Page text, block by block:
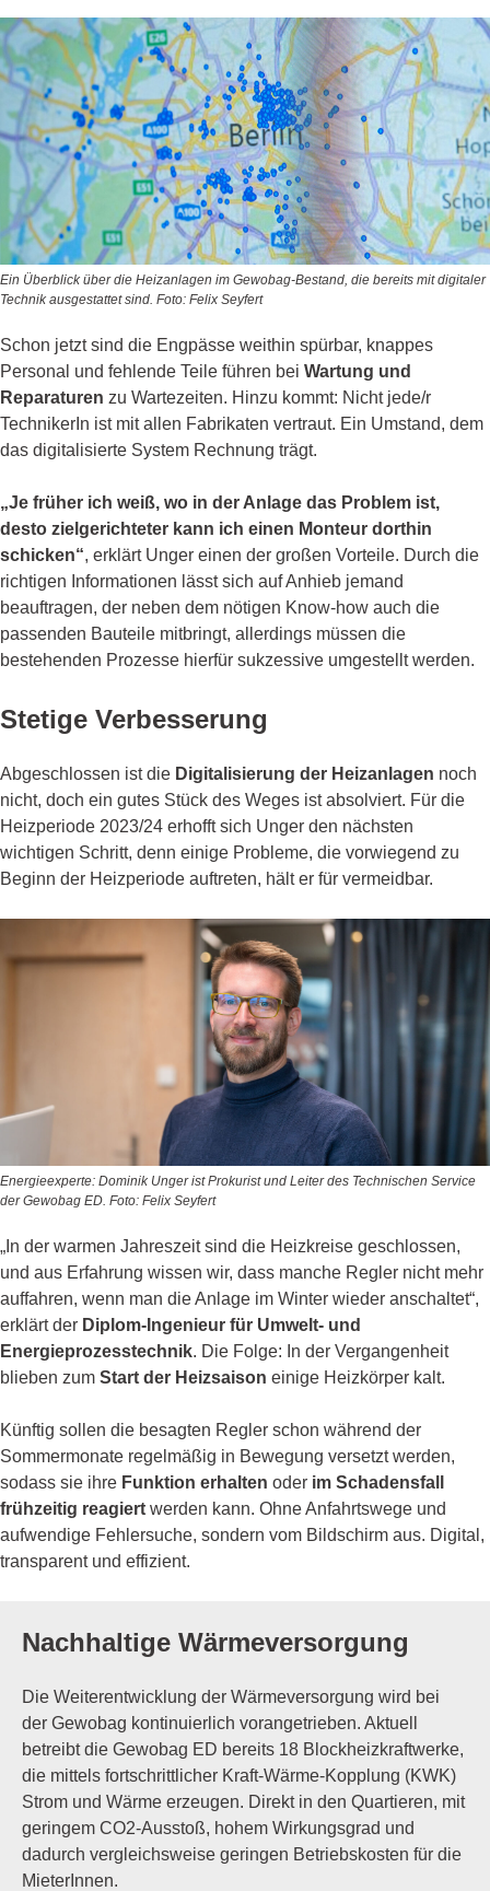
Ein Überblick über die Heizanlagen im Gewobag-Bestand, die bereits mit digitaler
Technik ausgestattet sind. Foto: Felix Seyfert
Schon jetzt sind die Engpässe weithin spürbar, knappes
Personal und fehlende Teile führen bei Wartung und
Reparaturen zu Wartezeiten. Hinzu kommt: Nicht jede/r
TechnikerIn ist mit allen Fabrikaten vertraut. Ein Umstand, dem
das digitalisierte System Rechnung trägt.
„Je früher ich weiß, wo in der Anlage das Problem ist,
desto zielgerichteter kann ich einen Monteur dorthin
schicken“, erklärt Unger einen der großen Vorteile. Durch die
richtigen Informationen lässt sich auf Anhieb jemand
beauftragen, der neben dem nötigen Know-how auch die
passenden Bauteile mitbringt, allerdings müssen die
bestehenden Prozesse hierfür sukzessive umgestellt werden.
Stetige Verbesserung
Abgeschlossen ist die Digitalisierung der Heizanlagen noch
nicht, doch ein gutes Stück des Weges ist absolviert. Für die
Heizperiode 2023/24 erhofft sich Unger den nächsten
wichtigen Schritt, denn einige Probleme, die vorwiegend zu
Beginn der Heizperiode auftreten, hält er für vermeidbar.
Energieexperte: Dominik Unger ist Prokurist und Leiter des Technischen Service
der Gewobag ED. Foto: Felix Seyfert
„In der warmen Jahreszeit sind die Heizkreise geschlossen,
und aus Erfahrung wissen wir, dass manche Regler nicht mehr
auffahren, wenn man die Anlage im Winter wieder anschaltet“,
erklärt der Diplom-Ingenieur für Umwelt- und
Energieprozesstechnik. Die Folge: In der Vergangenheit
blieben zum Start der Heizsaison einige Heizkörper kalt.
Künftig sollen die besagten Regler schon während der
Sommermonate regelmäßig in Bewegung versetzt werden,
sodass sie ihre Funktion erhalten oder im Schadensfall
frühzeitig reagiert werden kann. Ohne Anfahrtswege und
aufwendige Fehlersuche, sondern vom Bildschirm aus. Digital,
transparent und effizient.
Nachhaltige Wärmeversorgung
Die Weiterentwicklung der Wärmeversorgung wird bei
der Gewobag kontinuierlich vorangetrieben. Aktuell
betreibt die Gewobag ED bereits 18 Blockheizkraftwerke,
die mittels fortschrittlicher Kraft-Wärme-Kopplung (KWK)
Strom und Wärme erzeugen. Direkt in den Quartieren, mit
geringem CO2-Ausstoß, hohem Wirkungsgrad und
dadurch vergleichsweise geringen Betriebskosten für die
MieterInnen.